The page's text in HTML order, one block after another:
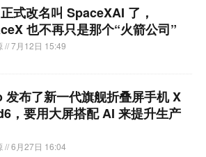
式改名叫 SpaceXAI 了，
也不再只是那个“火箭公司”
// 7月12日 15:49
发布了新一代旗舰折叠屏手机 X
，要用大屏搭配 AI 来提升生产
// 6月27日 16:04